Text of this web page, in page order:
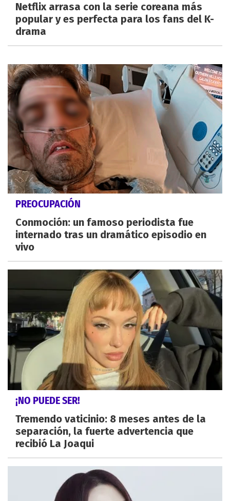
Netflix arrasa con la serie coreana más
popular y es perfecta para los fans del K-
drama
PREOCUPACIÓN
Conmoción: un famoso periodista fue
internado tras un dramático episodio en
vivo
¡NO PUEDE SER!
Tremendo vaticinio: 8 meses antes de la
separación, la fuerte advertencia que
recibió La Joaqui